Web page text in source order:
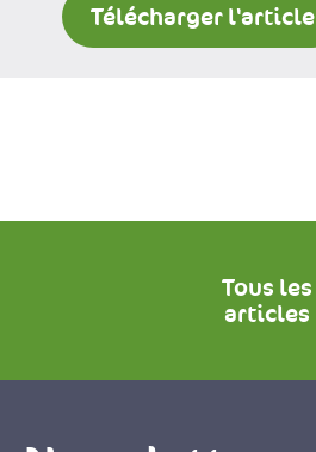
Télécharger l'article
Tous les
articles